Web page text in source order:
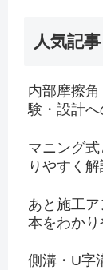
人気記事
内部摩擦
験・設計
マニング
りやすく解
あと施工
本をわか
側溝・U字